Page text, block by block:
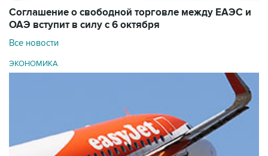
Соглашение о свободной торговле между ЕАЭС и
ОАЭ вступит в силу с 6 октября
Все новости
ЭКОНОМИКА